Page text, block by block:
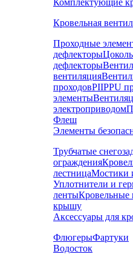
Комплектующие
Кровельная
Проходные
дефлекторы
дефлекторы
вентиляция
проходовPIIPPU
элементы
электроприводом
Флеш
Элементы
Трубчатые
ограждения
лестницаМостики
Уплотнители и
лентыКровельные
крышу
Аксессуары для
ФлюгерыФартуки
Водосток